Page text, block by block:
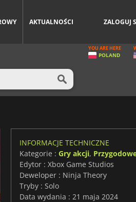
AKTUALNOŚCI ZALOGUJ
YOU ARE HERE
POLAND
INFORMACJE TECHNICZNE
Kategorie : Gry akcji,
Edytor : Xbox Game Studios
Deweloper : Ninja Theory
Tryby : Solo
Data wydania : 21 maja 2024